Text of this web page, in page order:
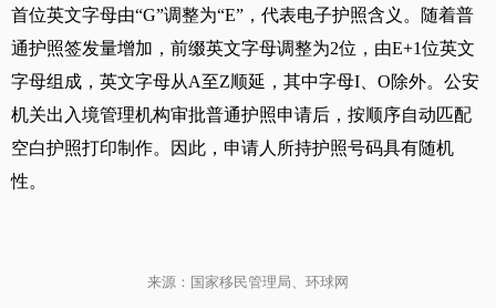
首位英文字母由“G”调整为“E”，代表电子护照含义。随着普
通护照签发量增加，前缀英文字母调整为2位，由E+1位英文
字母组成，英文字母从A至Z顺延，其中字母I、O除外。公安
机关出入境管理机构审批普通护照申请后，按顺序自动匹配
空白护照打印制作。因此，申请人所持护照号码具有随机
性。
来源：国家移民管理局、环球网